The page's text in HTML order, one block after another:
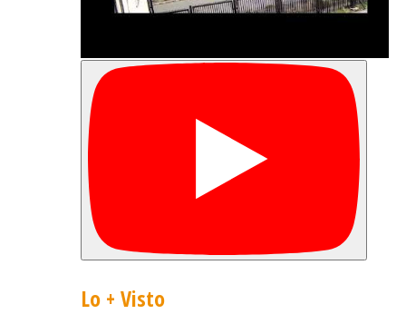
diferentes
sociales
los
encontraron
pertenecientes
Lo + Visto